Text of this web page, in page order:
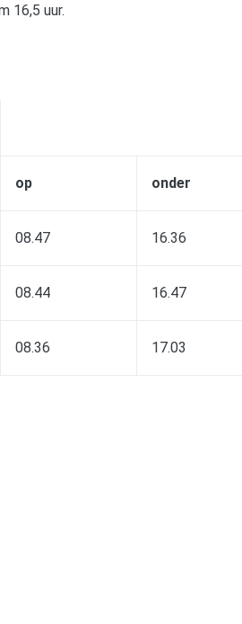
16,5 uur.
op onder
08.47 16.36
08.44 16.47
08.36 17.03